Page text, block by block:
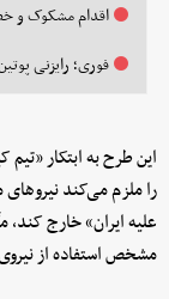
اقدام مشکوک و
فوری؛ رایزنی
این طرح به ابتکار
را ملزم می‌کند نیروهای
علیه ایران» خارج
مشخص استفاده از